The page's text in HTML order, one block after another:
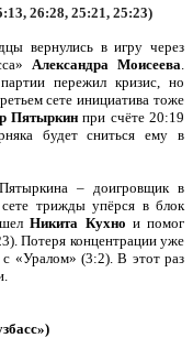
26:28, 25:21, 25:23)
вернулись в игру через
Александра Моисеева.
пережил кризис, но
сете инициатива тоже
Пятыркин при счёте 20:19
будет сниться ему в
– доигровщик в
трижды упёрся в блок
Никита Кухно и помог
Потеря концентрации уже
с «Уралом» (3:2). В этот раз